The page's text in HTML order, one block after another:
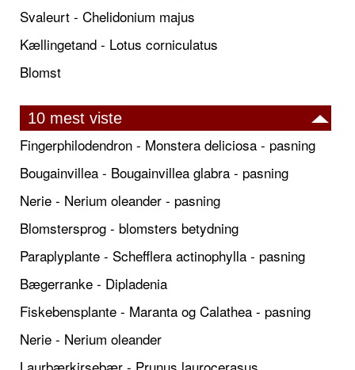
Svaleurt - Chelidonium majus
Kællingetand - Lotus corniculatus
Blomst
10 mest viste
Fingerphilodendron - Monstera deliciosa - pasning
Bougainvillea - Bougainvillea glabra - pasning
Nerie - Nerium oleander - pasning
Blomstersprog - blomsters betydning
Paraplyplante - Schefflera actinophylla - pasning
Bægerranke - Dipladenia
Fiskebensplante - Maranta og Calathea - pasning
Nerie - Nerium oleander